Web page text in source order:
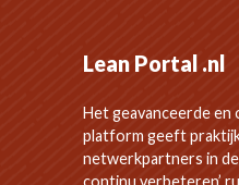
Lean Portal .nl
Het geavanceerde en
platform geeft
netwerkpartners in de
continu verbeteren’